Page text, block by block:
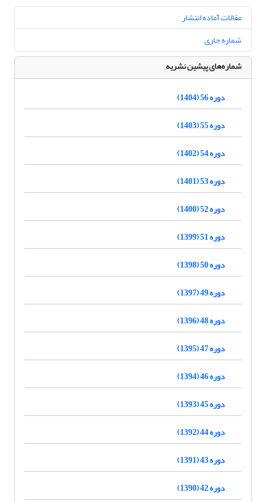
مقالات آماده انتشار
شماره جاری
شماره‌های پیشین نشریه
دوره 56 (1404)
دوره 55 (1403)
دوره 54 (1402)
دوره 53 (1401)
دوره 52 (1400)
دوره 51 (1399)
دوره 50 (1398)
دوره 49 (1397)
دوره 48 (1396)
دوره 47 (1395)
دوره 46 (1394)
دوره 45 (1393)
دوره 44 (1392)
دوره 43 (1391)
دوره 42 (1390)